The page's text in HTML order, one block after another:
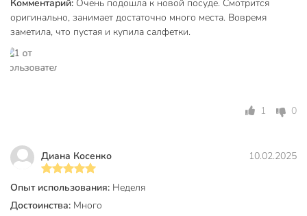
Вес в упаковке
355 г
Габариты упаковки
Комментарий: Очень подошла к новой посуде. Смотрится
оригинально, занимает достаточно много места. Вовремя
заметила, что пустая и купила салфетки.
1 0
Диана Косенко 10.02.2025
Опыт использования: Неделя
Достоинства: Много